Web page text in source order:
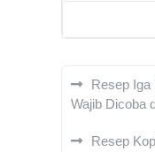
Resep Iga
Wajib Dicoba
Resep